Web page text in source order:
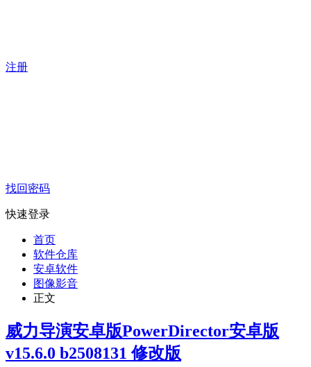
注册
找回密码
快速登录
首页
软件仓库
安卓软件
图像影音
正文
威力导演安卓版PowerDirector安卓版
v15.6.0 b2508131 修改版